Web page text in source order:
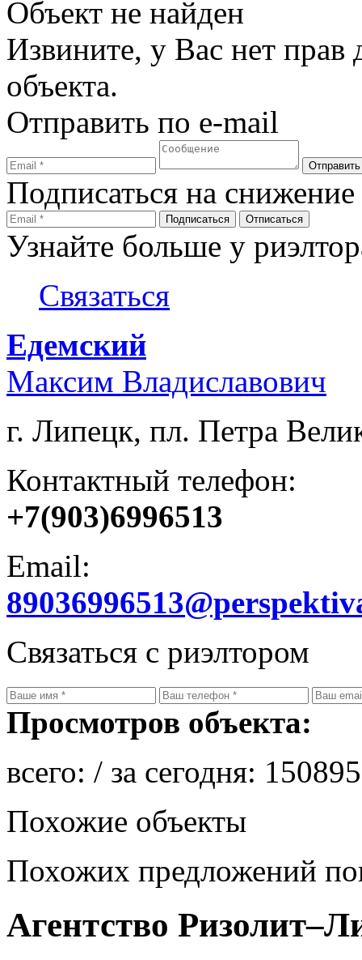
Объект не найден
Извините, у Вас нет прав
объекта.
Отправить по e-mail
Подписаться на
Узнайте больше у
Связаться
Едемский
Максим Владиславович
г. Липецк, пл. Петра
Контактный телефон:
+7(903)6996513
Email:
Связаться с риэлтором
Просмотров объекта:
всего: / за сегодня:
Похожие объекты
Похожих предложений
Агентство